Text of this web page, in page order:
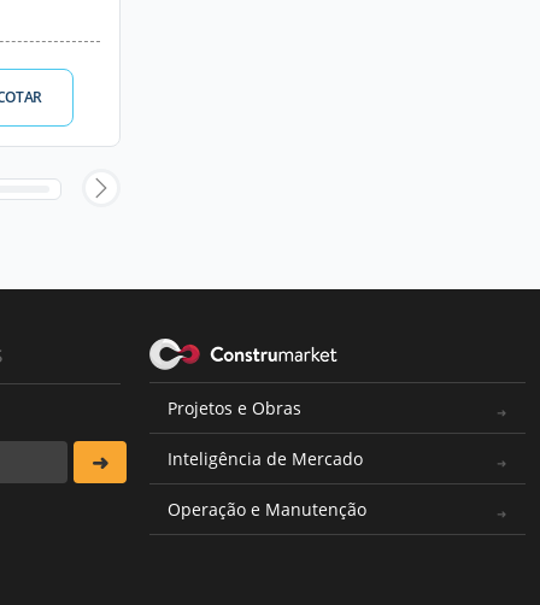
Projetos e Obras
Inteligência de Mercado
Operação e Manutenção